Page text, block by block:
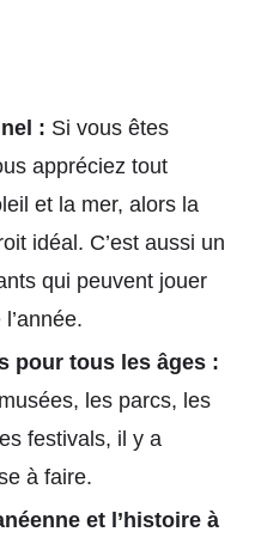
: Si vous êtes
appréciez tout
et la mer, alors la
idéal. C’est aussi un
qui peuvent jouer
pour tous les âges :
les parcs, les
festivals, il y a
à faire.
et l’histoire à